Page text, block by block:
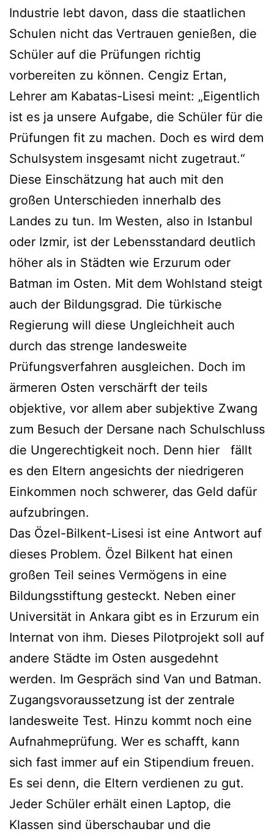
Industrie lebt davon, dass die staatlichen
Schulen nicht das Vertrauen genießen, die
Schüler auf die Prüfungen richtig
vorbereiten zu können. Cengiz Ertan,
Lehrer am Kabatas-Lisesi meint: „Eigentlich
ist es ja unsere Aufgabe, die Schüler für die
Prüfungen fit zu machen. Doch es wird dem
Schulsystem insgesamt nicht zugetraut.“
Diese Einschätzung hat auch mit den
großen Unterschieden innerhalb des
Landes zu tun. Im Westen, also in Istanbul
oder Izmir, ist der Lebensstandard deutlich
höher als in Städten wie Erzurum oder
Batman im Osten. Mit dem Wohlstand steigt
auch der Bildungsgrad. Die türkische
Regierung will diese Ungleichheit auch
durch das strenge landesweite
Prüfungsverfahren ausgleichen. Doch im
ärmeren Osten verschärft der teils
objektive, vor allem aber subjektive Zwang
zum Besuch der Dersane nach Schulschluss
die Ungerechtigkeit noch. Denn hier fällt
es den Eltern angesichts der niedrigeren
Einkommen noch schwerer, das Geld dafür
aufzubringen.
Das Özel-Bilkent-Lisesi ist eine Antwort auf
dieses Problem. Özel Bilkent hat einen
großen Teil seines Vermögens in eine
Bildungsstiftung gesteckt. Neben einer
Universität in Ankara gibt es in Erzurum ein
Internat von ihm. Dieses Pilotprojekt soll auf
andere Städte im Osten ausgedehnt
werden. Im Gespräch sind Van und Batman.
Zugangsvoraussetzung ist der zentrale
landesweite Test. Hinzu kommt noch eine
Aufnahmeprüfung. Wer es schafft, kann
sich fast immer auf ein Stipendium freuen.
Es sei denn, die Eltern verdienen zu gut.
Jeder Schüler erhält einen Laptop, die
Klassen sind überschaubar und die